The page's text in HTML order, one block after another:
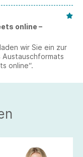
online –
wir Sie ein zur
online“.